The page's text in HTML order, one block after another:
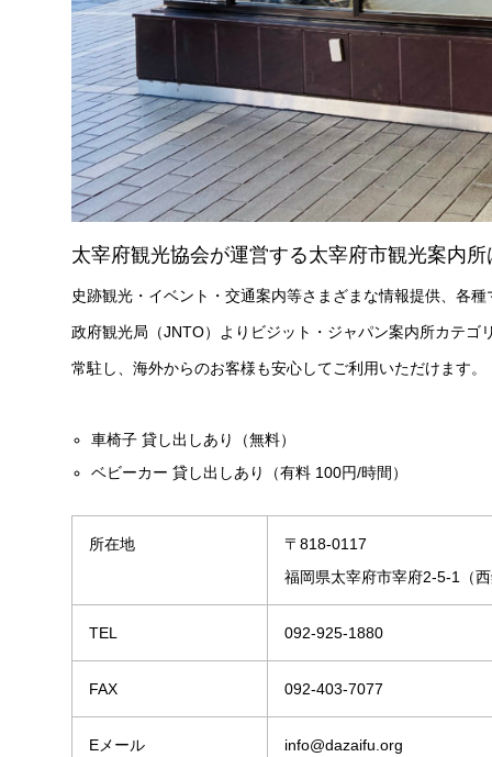
太宰府観光協会が運営する太宰府市観光案内
史跡観光・イベント・交通案内等さまざまな情報提供、各
政府観光局（JNTO）よりビジット・ジャパン案内所カテ
常駐し、海外からのお客様も安心してご利用いただけます。
車椅子 貸し出しあり（無料）
ベビーカー 貸し出しあり（有料 100円/時間）
所在地
〒818-0117
福岡県太宰府市宰府2-5-1（
TEL 092-925-1880
FAX 092-403-7077
Eメール info@dazaifu.org